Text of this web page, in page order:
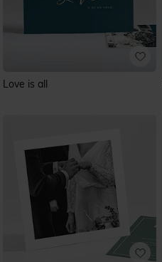
Love is all